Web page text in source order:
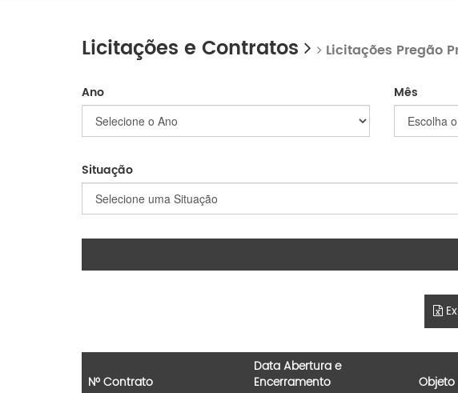
Licitações e Contratos Licitações Pregão
Ano Mês
Situação
Nº Contrato
Data Abertura e
Encerramento